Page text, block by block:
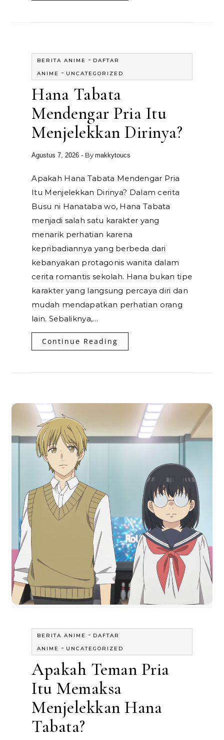
BERITA ANIME - DAFTAR
ANIME
- UNCATEGORIZED
Hana Tabata
Mendengar Pria Itu
Menjelekkan Dirinya?
Agustus 7, 2026 - Bymakkytoucs
Apakah Hana Tabata Mendengar Pria
Itu Menjelekkan Dirinya? Dalam cerita
Busu ni Hanataba wo, Hana Tabata
menjadi salah satu karakter yang
menarik perhatian karena
kepribadiannya yang berbeda dari
kebanyakan protagonis wanita dalam
cerita romantis sekolah. Hana bukan tipe
karakter yang langsung percaya diri dan
mudah mendapatkan perhatian orang
lain. Sebaliknya,…
Continue Reading
BERITA ANIME - DAFTAR
ANIME
- UNCATEGORIZED
Apakah Teman Pria
Itu Memaksa
Menjelekkan Hana
Tabata?